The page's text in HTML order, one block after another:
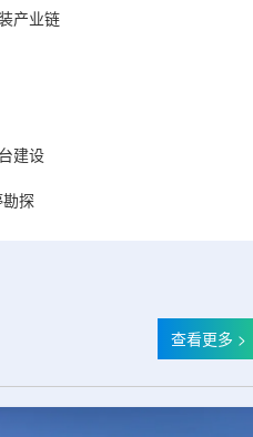
密封放射性物质予以公告。随公
共列出66项备案记录，涉及山
产业链
建设
勘探
查看更多 >